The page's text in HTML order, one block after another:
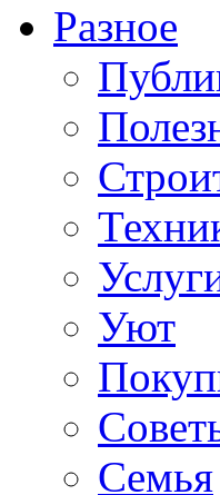
Разное
Уют
Семья